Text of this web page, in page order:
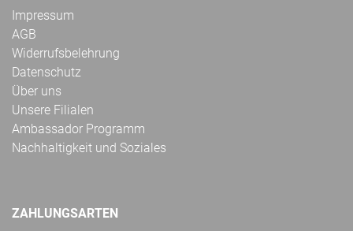
Impressum
AGB
Widerrufsbelehrung
Datenschutz
Über uns
Unsere Filialen
Ambassador Programm
Nachhaltigkeit und Soziales
ZAHLUNGSARTEN